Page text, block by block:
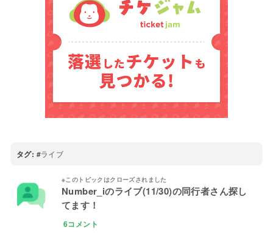
タグ: ライブ
Number_iのライブ(11/30)の同行者さん探し
てます！
6コメント